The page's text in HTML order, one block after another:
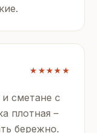
★★★★★
сметане с
плотная –
бережно.